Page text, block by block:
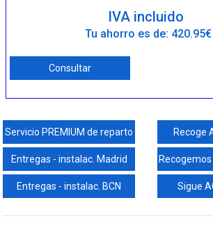
IVA incluido
Tu ahorro es de: 420.95€
Consultar
Servicio PREMIUM de reparto Recoge
Entregas - instalac. Madrid
Entregas - instalac. BCN Sigue